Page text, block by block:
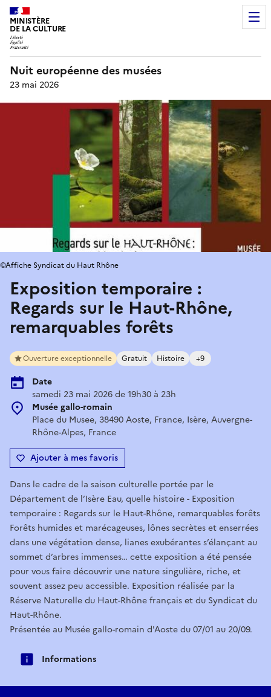
MINISTÈRE
DE LA CULTURE
Nuit européenne des musées
23 mai 2026
Exposition temporaire :
Regards sur le Haut-Rhône,
remarquables forêts
Ouverture exceptionnelle Gratuit Histoire +9
Date
samedi 23 mai 2026 de 19h30 à 23h
Musée gallo-romain
Place du Musee, 38490 Aoste, France, Isère, Auvergne-
Rhône-Alpes, France
Ajouter à mes favoris
©Affiche Syndicat du Haut Rhône
Dans le cadre de la saison culturelle portée par le
Département de l’Isère Eau, quelle histoire - Exposition
temporaire : Regards sur le Haut-Rhône, remarquables forêts
Forêts humides et marécageuses, lônes secrètes et enserrées
dans une végétation dense, lianes exubérantes s’élançant au
sommet d’arbres immenses… cette exposition a été pensée
pour vous faire découvrir une nature singulière, riche, et
souvent assez peu accessible. Exposition réalisée par la
Réserve Naturelle du Haut-Rhône français et du Syndicat du
Haut-Rhône.
Présentée au Musée gallo-romain d'Aoste du 07/01 au 20/09.
Informations